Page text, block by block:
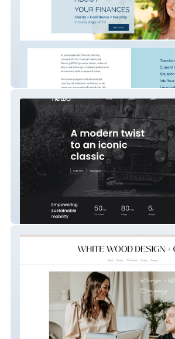
Fenske Financial Coaching and Planning
My Site